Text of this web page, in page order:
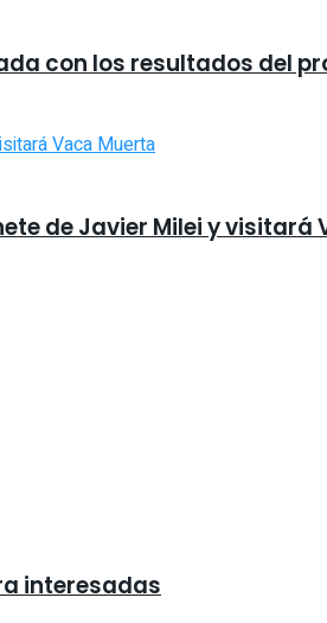
con los resultados del
de Javier Milei y visitará
interesadas